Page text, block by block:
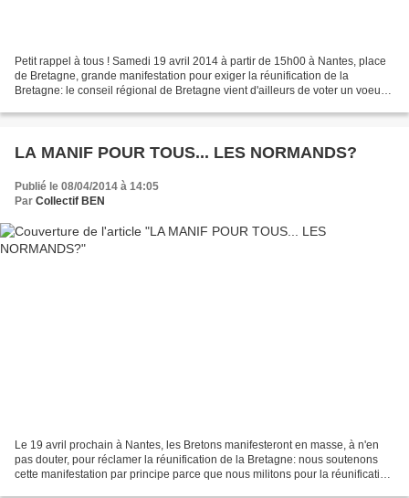
Petit rappel à tous ! Samedi 19 avril 2014 à partir de 15h00 à Nantes, place
de Bretagne, grande manifestation pour exiger la réunification de la
Bretagne: le conseil régional de Bretagne vient d'ailleurs de voter un voeu
LA MANIF POUR TOUS... LES NORMANDS?
Publié le 08/04/2014 à 14:05
Par Collectif BEN
Le 19 avril prochain à Nantes, les Bretons manifesteront en masse, à n'en
pas douter, pour réclamer la réunification de la Bretagne: nous soutenons
cette manifestation par principe parce que nous militons pour la réunification